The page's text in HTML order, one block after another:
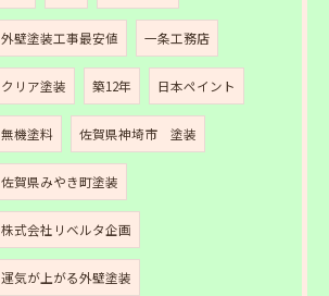
外壁塗装工事最安値 一条工務店
クリア塗装 築12年 日本ペイント
無機塗料 佐賀県神埼市 塗装
佐賀県みやき町塗装
株式会社リベルタ企画
運気が上がる外壁塗装